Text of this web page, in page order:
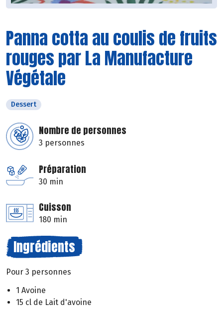
Panna cotta au coulis de fruits
rouges par La Manufacture
Végétale
Dessert
Nombre de personnes
3 personnes
Préparation
30 min
Cuisson
180 min
Ingrédients
Pour 3 personnes
1 Avoine
15 cl de Lait d'avoine